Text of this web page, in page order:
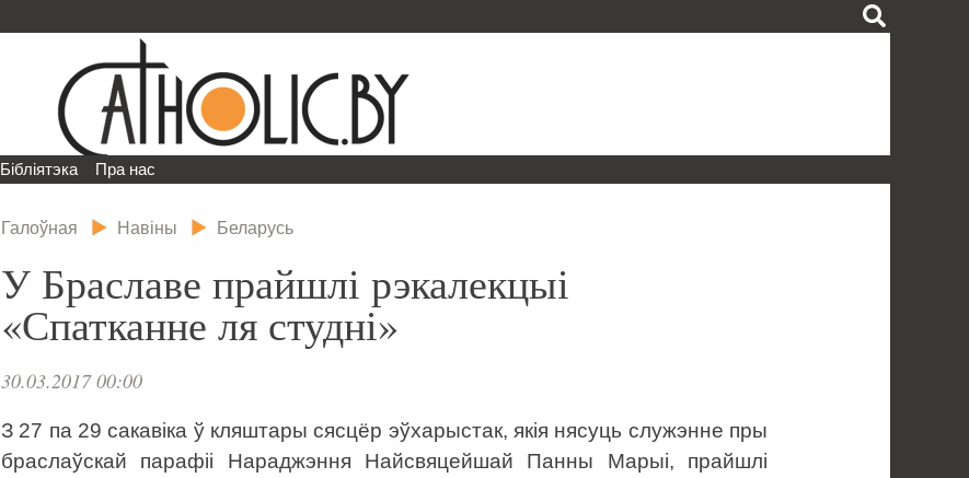
Бібліятэка Пра нас
Галоўная Навіны Беларусь
У Браславе прайшлі рэкалекцыі
«Спатканне ля студні»
30.03.2017 00:00
З 27 па 29 сакавіка ў кляштары сясцёр эўхарыстак, якія нясуць служэнне пры
браслаўскай парафіі Нараджэння Найсвяцейшай Панны Марыі, прайшлі